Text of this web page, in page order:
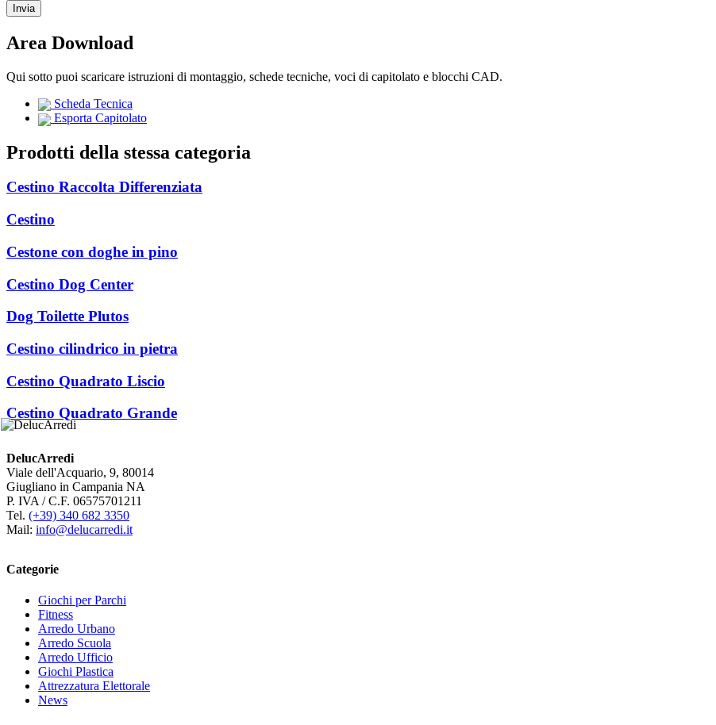
Area Download
Qui sotto puoi scaricare istruzioni di montaggio, schede tecniche, voci di capitolato e blocchi CAD.
Scheda Tecnica
Esporta Capitolato
Prodotti della stessa categoria
Cestino Raccolta Differenziata
Cestino
Cestone con doghe in pino
Cestino Dog Center
Dog Toilette Plutos
Cestino cilindrico in pietra
Cestino Quadrato Liscio
Cestino Quadrato Grande
DelucArredi
Viale dell'Acquario, 9, 80014
Giugliano in Campania NA
P. IVA / C.F. 06575701211
Tel. (+39) 340 682 3350
Mail: info@delucarredi.it
Categorie
Giochi per Parchi
Fitness
Arredo Urbano
Arredo Scuola
Arredo Ufficio
Giochi Plastica
Attrezzatura Elettorale
News